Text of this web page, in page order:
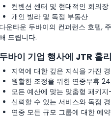
컨벤션 센터 및 현대적인 회의장
개인 빌라 및 독점 부동산
다운타운 두바이의 컨퍼런스 호텔,
드립니다.
두바이 기업 행사에 JTR 홀
지역에 대한 깊은 지식을 가진
원활한 조정을 위한 연중무휴
모든 예산에 맞는 맞춤형 패키
신뢰할 수 있는 서비스와 독점
연중 모든 규모 그룹에 대한 예